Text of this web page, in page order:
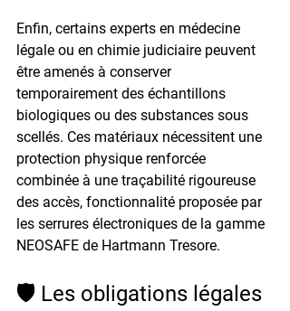
Enfin, certains experts en médecine
légale ou en chimie judiciaire peuvent
être amenés à conserver
temporairement des échantillons
biologiques ou des substances sous
scellés. Ces matériaux nécessitent une
protection physique renforcée
combinée à une traçabilité rigoureuse
des accès, fonctionnalité proposée par
les serrures électroniques de la gamme
NEOSAFE de Hartmann Tresore.
🛡️ Les obligations légales